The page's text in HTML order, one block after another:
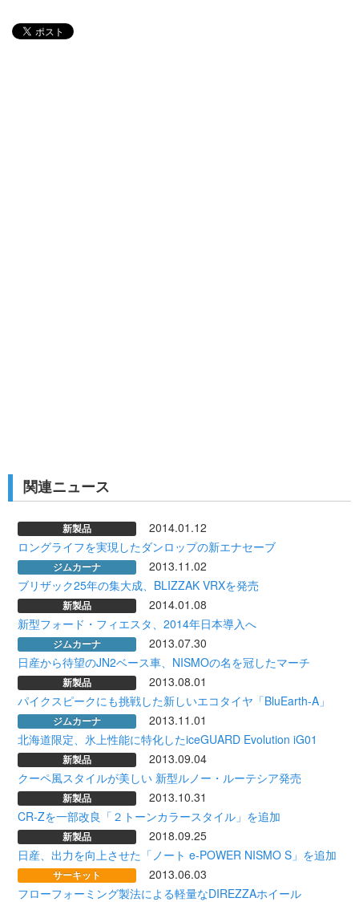
関連ニュース
新製品
2014.01.12
ロングライフを実現したダンロップの新エナセーブ
ジムカーナ
2013.11.02
ブリザック25年の集大成、BLIZZAK VRXを発売
新製品
2014.01.08
新型フォード・フィエスタ、2014年日本導入へ
ジムカーナ
2013.07.30
日産から待望のJN2ベース車、NISMOの名を冠したマーチ
新製品
2013.08.01
パイクスピークにも挑戦した新しいエコタイヤ「BluEarth-A」
ジムカーナ
2013.11.01
北海道限定、氷上性能に特化したiceGUARD Evolution iG01
新製品
2013.09.04
クーペ風スタイルが美しい 新型ルノー・ルーテシア発売
新製品
2013.10.31
CR-Zを一部改良「２トーンカラースタイル」を追加
新製品
2018.09.25
日産、出力を向上させた「ノート e-POWER NISMO S」を追加
サーキット
2013.06.03
フローフォーミング製法による軽量なDIREZZAホイール